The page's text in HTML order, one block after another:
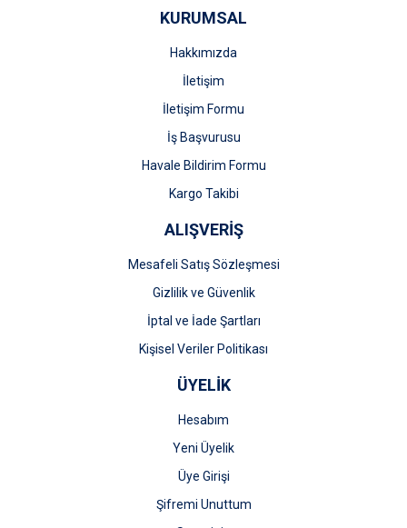
Ürün fiyatı diğer sitelerden daha pahalı.
Gönder
KURUMSAL
Hakkımızda
İletişim
İletişim Formu
İş Başvurusu
Havale Bildirim Formu
Kargo Takibi
ALIŞVERİŞ
Mesafeli Satış Sözleşmesi
Gizlilik ve Güvenlik
İptal ve İade Şartları
Kişisel Veriler Politikası
ÜYELİK
Hesabım
Yeni Üyelik
Üye Girişi
Şifremi Unuttum